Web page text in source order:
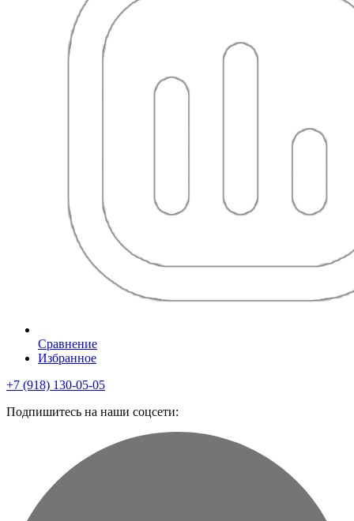
Сравнение
Избранное
+7 (918) 130-05-05
Подпишитесь на наши соцсети: